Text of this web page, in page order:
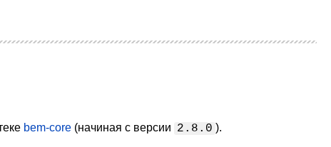
bem-core (начиная с версии 2.8.0 ).